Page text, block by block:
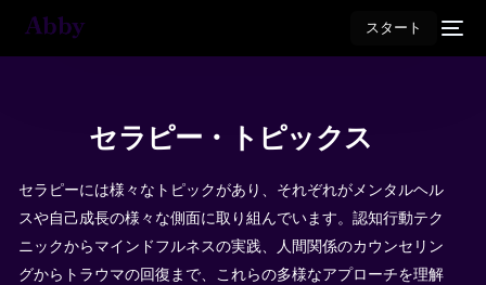
スタート
セラピー・トピックス
セラピーには様々なトピックがあり、それぞれがメンタルヘル
スや自己成長の様々な側面に取り組んでいます。認知行動テク
ニックからマインドフルネスの実践、人間関係のカウンセリン
グからトラウマの回復まで、これらの多様なアプローチを理解